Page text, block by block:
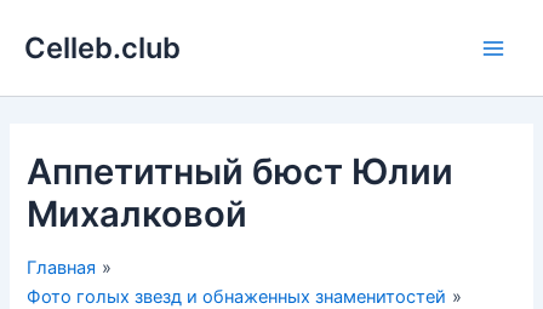
Celleb.club
Аппетитный бюст Юлии
Михалковой
Главная
Фото голых звезд и обнаженных знаменитостей